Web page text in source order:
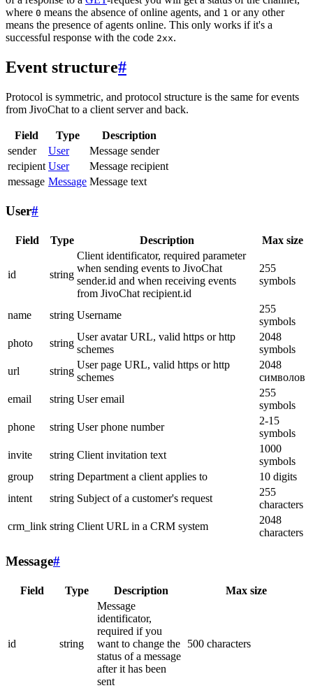
where 0 means the absence of online agents, and 1 or any other
means the presence of agents online. This only works if it's a
successful response with the code 2xx.
Event structure#
Protocol is symmetric, and protocol structure is the same for events
from JivoChat to a client server and back.
Field Type
Description
sender
User
Message sender
recipient User
Message recipient
message Message Message text
User#
Field Type Description Max size
id string
Client identificator, required parameter
when sending events to JivoChat
sender.id and when receiving events
from JivoChat recipient.id
255
symbols
name string Username
255
symbols
photo
string
User avatar URL, valid https or http
schemes
2048
symbols
url
string
User page URL, valid https or http
schemes
2048
символов
email
string User email
255
symbols
phone
string User phone number
2-15
symbols
invite
string Client invitation text
1000
symbols
group
string Department a client applies to
10 digits
intent
string Subject of a customer's request
255
characters
crm_link string Client URL in a CRM system
2048
characters
Message#
Field Type Description Max size
id string
Message
identificator,
required if you
want to change the
status of a message
after it has been
sent
500 characters